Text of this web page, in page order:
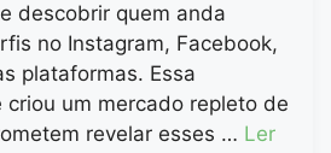
descobrir quem anda
no Instagram, Facebook,
plataformas. Essa
criou um mercado repleto de
revelar esses … Ler